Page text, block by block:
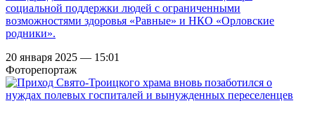
социальной поддержки людей с ограниченными
возможностями здоровья «Равные» и НКО «Орловские
родники».
20 января 2025 — 15:01
Фоторепортаж